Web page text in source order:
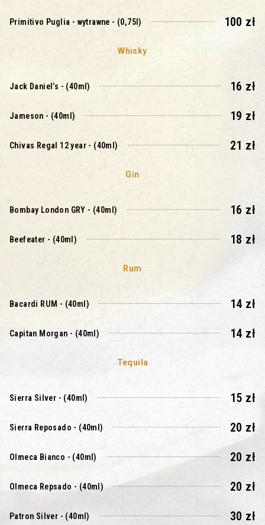
Primitivo Puglia - wytrawne - (0,75l) 100 zł
Whisky
Jack Daniel’s - (40ml) 16 zł
Jameson - (40ml) 19 zł
Chivas Regal 12 year - (40ml) 21 zł
Gin
Bombay London GRY - (40ml) 16 zł
Beefeater - (40ml) 18 zł
Rum
Bacardi RUM - (40ml) 14 zł
Capitan Morgan - (40ml) 14 zł
Tequila
Sierra Silver - (40ml) 15 zł
Sierra Reposado - (40ml) 20 zł
Olmeca Bianco - (40ml) 20 zł
Olmeca Repsado - (40ml) 20 zł
Patron Silver - (40ml) 30 zł